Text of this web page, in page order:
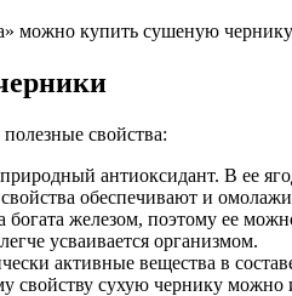
можно купить сушеную
свойства:
антиоксидант. В ее
обеспечивают и
железом, поэтому ее
усваивается организмом.
активные вещества в
свойству сухую чернику можно